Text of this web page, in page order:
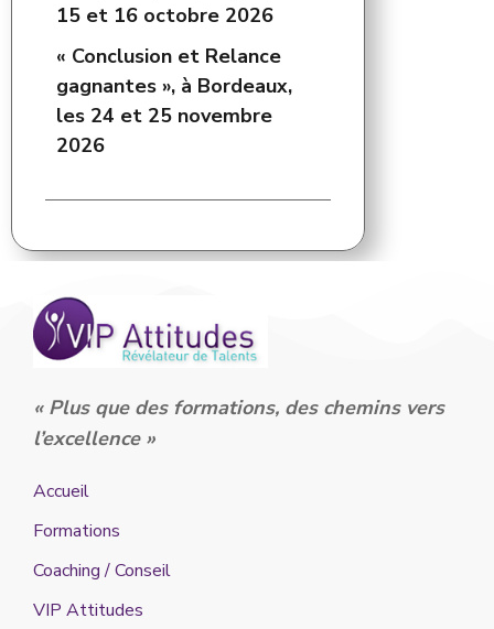
15 et 16 octobre 2026
« Conclusion et Relance
gagnantes », à Bordeaux,
les 24 et 25 novembre
2026
« Plus que des formations, des chemins vers
l’excellence »
Accueil
Formations
Coaching / Conseil
VIP Attitudes